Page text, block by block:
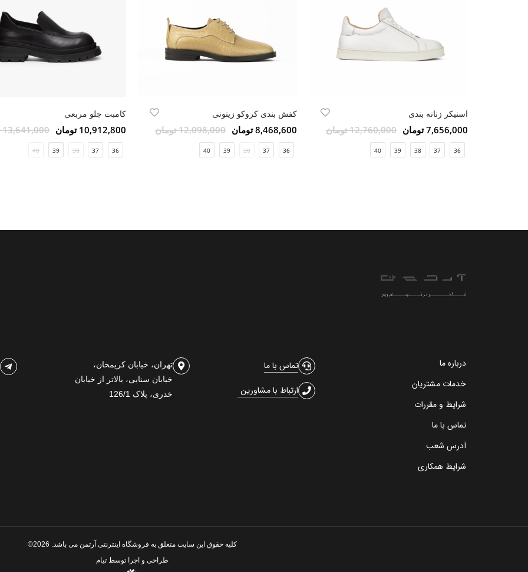
اسنیکر زنانه بندی
7,656,000 تومان 12,760,000 تومان
36
37
38
39
40
کفش بندی کروکو زیتونی
8,468,600 تومان 12,098,000 تومان
36
37
38
39
40
کامبت جلو مربعی
10,912,800 تومان 13,641,000 تومان
36
37
38
39
40
درباره ما
خدمات مشتریان
شرایط و مقررات
تماس با ما
آدرس شعب
شرایط همکاری
تماس با ما
ارتباط با مشاورین
تهران، خیابان کریمخان،
خیابان سنایی، بالاتر از خیابان
خدری، پلاک 126/1
کلیه حقوق این سایت متعلق به فروشگاه اینترنتی آرتمن می باشد. 2026©
طراحی و اجرا توسطتیام